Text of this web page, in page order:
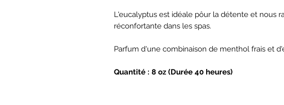
L'eucalyptus est idéale pôur la détente et nous
réconfortante dans les spas.
Parfum d'une combinaison de menthol frais et
Quantité : 8 oz (Durée 40 heures)